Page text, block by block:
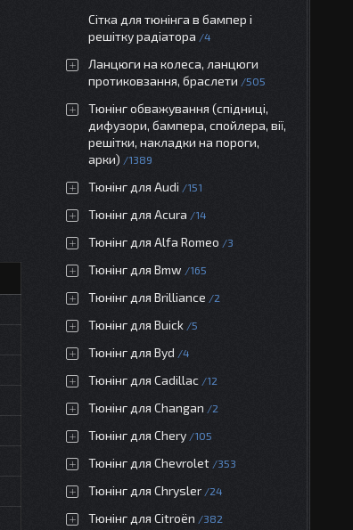
Сітка для тюнінга в бампер і
решітку радіатора
4
Ланцюги на колеса, ланцюги
протиковзання, браслети
505
Тюнінг обважування (спідниці,
дифузори, бампера, спойлера, вії,
решітки, накладки на пороги,
арки)
1389
Тюнінг для Audi 151
Тюнінг для Acura 14
Тюнінг для Alfa Romeo 3
Тюнінг для Bmw 165
Тюнінг для Brilliance 2
Тюнінг для Buick 5
Тюнінг для Byd 4
Тюнінг для Cadillac 12
Тюнінг для Changan 2
Тюнінг для Chery 105
Тюнінг для Chevrolet 353
Тюнінг для Chrysler 24
Тюнінг для Citroën 382